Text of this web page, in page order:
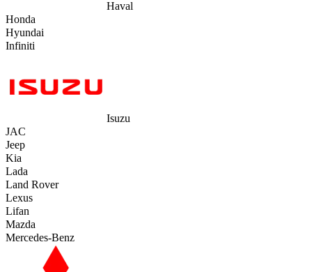
Haval
Honda
Hyundai
Infiniti
Isuzu
JAC
Jeep
Kia
Lada
Land Rover
Lexus
Lifan
Mazda
Mercedes-Benz